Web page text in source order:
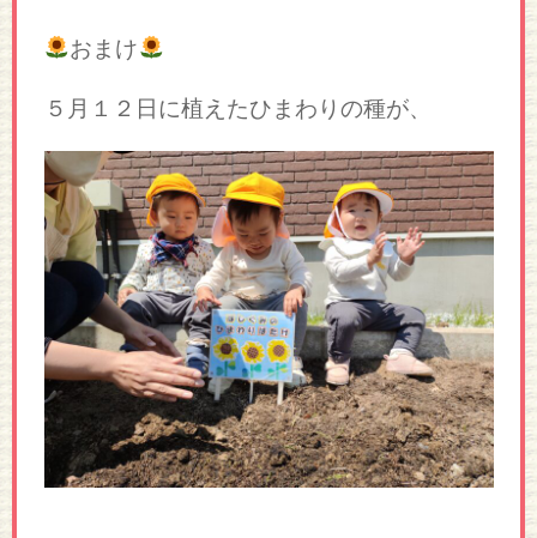
おまけ
５月１２日に植えたひまわりの種が、